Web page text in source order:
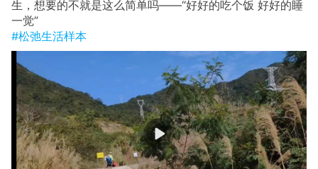
生，想要的不就是这么简单吗——“好好的吃个饭 好好的睡
一觉”
#松弛生活样本